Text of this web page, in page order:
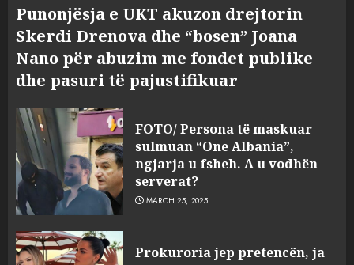
Punonjësja e UKT akuzon drejtorin
Skerdi Drenova dhe “bosen” Joana
Nano për abuzim me fondet publike
dhe pasuri të pajustifikuar
FOTO/ Persona të maskuar
sulmuan “One Albania”,
ngjarja u fsheh. A u vodhën
serverat?
MARCH 25, 2025
Prokuroria jep pretencën, ja